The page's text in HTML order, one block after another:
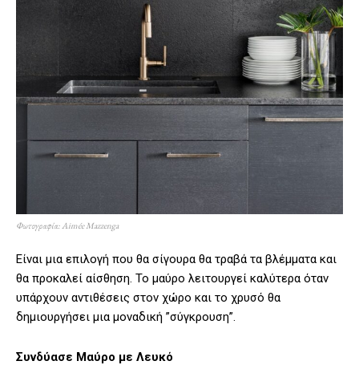
Φωτογραφία: Aimée Mazzenga
Είναι μια επιλογή που θα σίγουρα θα τραβά τα βλέμματα και
θα προκαλεί αίσθηση. Το μαύρο λειτουργεί καλύτερα όταν
υπάρχουν αντιθέσεις στον χώρο και το χρυσό θα
δημιουργήσει μια μοναδική ”σύγκρουση”.
Συνδύασε Μαύρο με Λευκό